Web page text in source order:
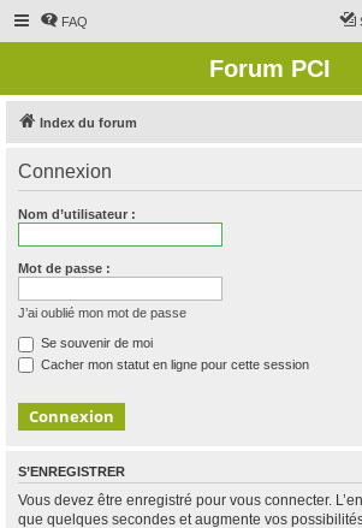
FAQ
Forum PCI
Index du forum
Connexion
Nom d’utilisateur :
Mot de passe :
J’ai oublié mon mot de passe
Se souvenir de moi
Cacher mon statut en ligne pour cette session
S’ENREGISTRER
Vous devez être enregistré pour vous connecter.
que quelques secondes et augmente vos